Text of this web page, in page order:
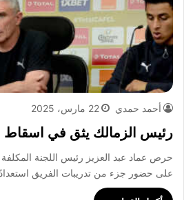
أحمد حمدي 22 مارس، 2025
رئيس الزمالك يثق في اسقاط
حرص عماد عبد العزيز رئيس اللجنة المكلفة
على حضور جزء من تدريبات الفريق